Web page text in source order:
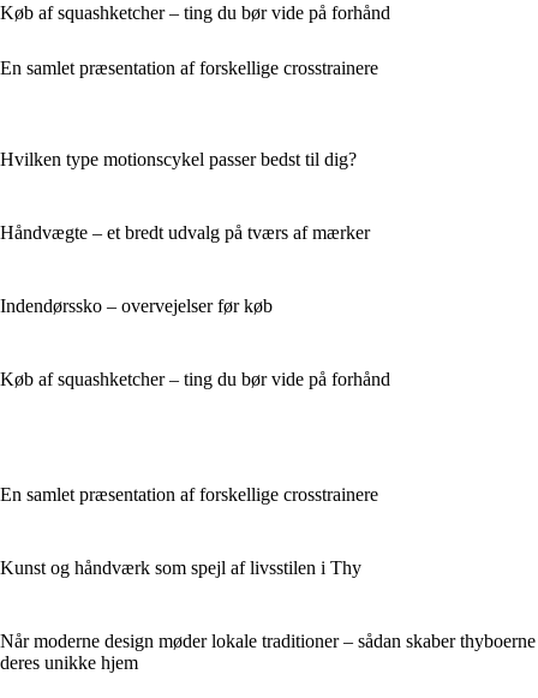
Køb af squashketcher – ting du bør vide på forhånd
En samlet præsentation af forskellige crosstrainere
Hvilken type motionscykel passer bedst til dig?
Håndvægte – et bredt udvalg på tværs af mærker
Indendørssko – overvejelser før køb
Køb af squashketcher – ting du bør vide på forhånd
En samlet præsentation af forskellige crosstrainere
Kunst og håndværk som spejl af livsstilen i Thy
Når moderne design møder lokale traditioner – sådan skaber thyboerne
deres unikke hjem